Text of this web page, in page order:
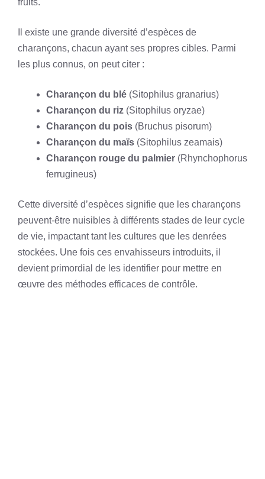
Il existe une grande diversité d’espèces de
charançons, chacun ayant ses propres cibles. Parmi
les plus connus, on peut citer :
Charançon du blé (Sitophilus granarius)
Charançon du riz (Sitophilus oryzae)
Charançon du pois (Bruchus pisorum)
Charançon du maïs (Sitophilus zeamais)
Charançon rouge du palmier (Rhynchophorus
ferrugineus)
Cette diversité d’espèces signifie que les charançons
peuvent-être nuisibles à différents stades de leur cycle
de vie, impactant tant les cultures que les denrées
stockées. Une fois ces envahisseurs introduits, il
devient primordial de les identifier pour mettre en
œuvre des méthodes efficaces de contrôle.